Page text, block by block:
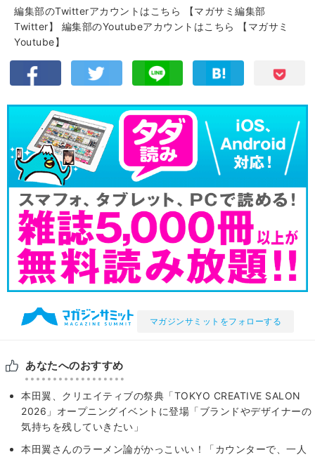
編集部のTwitterアカウントはこちら
【マガサミ編集部
Twitter】
編集部のYoutubeアカウントはこちら
【マガサミ
Youtube】
マガジンサミットをフォローする
あなたへのおすすめ
本田翼、クリエイティブの祭典「TOKYO CREATIVE SALON
2026」オープニングイベントに登場「ブランドやデザイナーの
気持ちを残していきたい」
本田翼さんのラーメン論がかっこいい！「カウンターで、一人